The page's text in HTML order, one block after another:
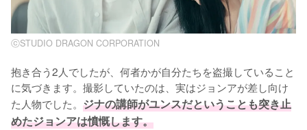
ⓒSTUDIO DRAGON CORPORATION
抱き合う2人でしたが、何者かが自分たちを盗撮していること
に気づきます。撮影していたのは、実はジョンアが差し向け
た人物でした。 ジナの講師がユンスだということも突き止
めたジョンアは憤慨します。